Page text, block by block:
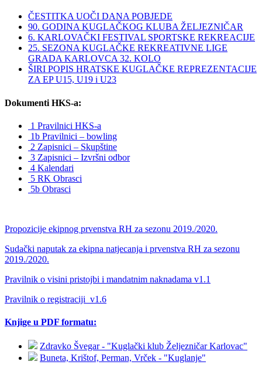
ČESTITKA UOČI DANA POBJEDE
90. GODINA KUGLAČKOG KLUBA ŽELJEZNIČAR
6. KARLOVAČKI FESTIVAL SPORTSKE REKREACIJE
25. SEZONA KUGLAČKE REKREATIVNE LIGE
GRADA KARLOVCA 32. KOLO
ŠIRI POPIS HRATSKE KUGLAČKE REPREZENTACIJE
ZA EP U15, U19 i U23
Dokumenti HKS-a:
1 Pravilnici HKS-a
1b Pravilnici – bowling
2 Zapisnici – Skupštine
3 Zapisnici – Izvršni odbor
4 Kalendari
5 RK Obrasci
5b Obrasci
Propozicije ekipnog prvenstva RH za sezonu 2019./2020.
Sudački naputak za ekipna natjecanja i prvenstva RH za sezonu
2019./2020.
Pravilnik o visini pristojbi i mandatnim naknadama v1.1
Pravilnik o registraciji_v1.6
Knjige u PDF formatu:
Zdravko Švegar - "Kuglački klub Željezničar Karlovac"
Buneta, Krištof, Perman, Vrček - "Kuglanje"